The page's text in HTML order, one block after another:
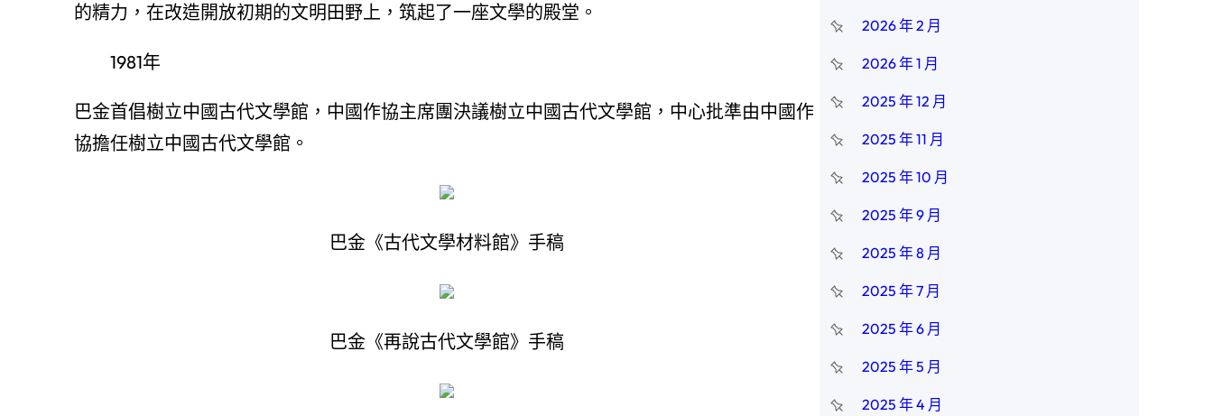
的精力，在改造開放初期的文明田野上，筑起了一座文學的殿堂。
1981年
巴金首倡樹立中國古代文學館，中國作協主席團決議樹立中國古代文學館，中心批準由中國作
協擔任樹立中國古代文學館。
巴金《古代文學材料館》手稿
巴金《再說古代文學館》手稿
2026 年 2 月
2026 年 1 月
2025 年 12 月
2025 年 11 月
2025 年 10 月
2025 年 9 月
2025 年 8 月
2025 年 7 月
2025 年 6 月
2025 年 5 月
2025 年 4 月